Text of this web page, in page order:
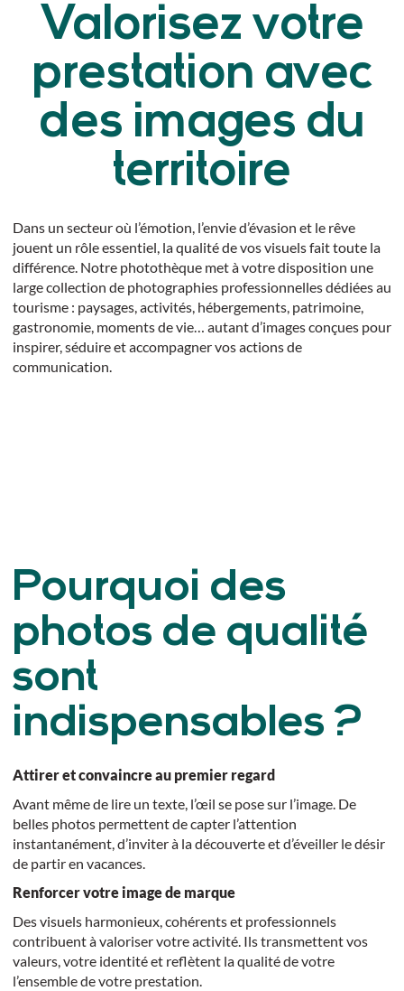
Valorisez votre
prestation avec
des images du
territoire
Dans un secteur où l’émotion, l’envie d’évasion et le rêve
jouent un rôle essentiel, la qualité de vos visuels fait toute la
différence. Notre photothèque met à votre disposition une
large collection de photographies professionnelles dédiées au
tourisme : paysages, activités, hébergements, patrimoine,
gastronomie, moments de vie… autant d’images conçues pour
inspirer, séduire et accompagner vos actions de
communication.
Pourquoi des
photos de qualité
sont
indispensables ?
Attirer et convaincre au premier regard
Avant même de lire un texte, l’œil se pose sur l’image. De
belles photos permettent de capter l’attention
instantanément, d’inviter à la découverte et d’éveiller le désir
de partir en vacances.
Renforcer votre image de marque
Des visuels harmonieux, cohérents et professionnels
contribuent à valoriser votre activité. Ils transmettent vos
valeurs, votre identité et reflètent la qualité de votre
l’ensemble de votre prestation.